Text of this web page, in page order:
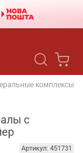
комплексы
с
Артикул: 451731